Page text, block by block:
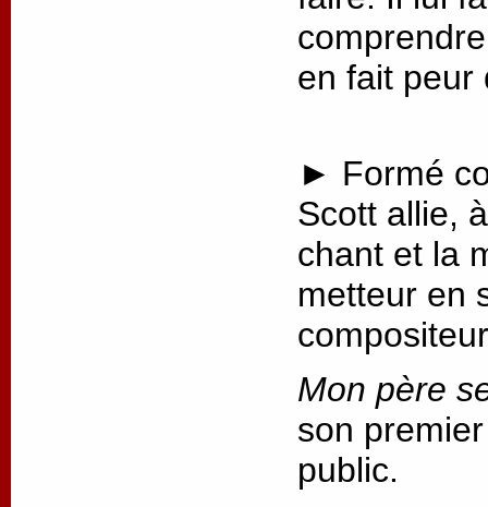
en fait peur
► Formé
Scott allie,
chant et la
metteur en
Mon père
son
public.